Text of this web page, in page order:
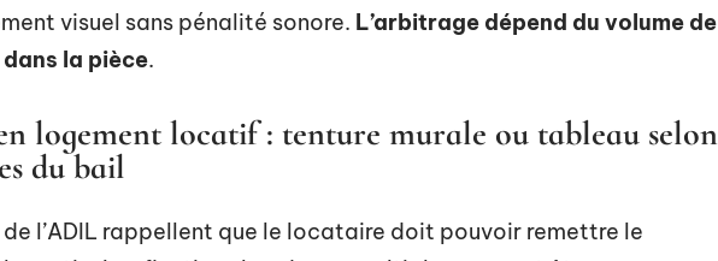
visuel sans pénalité sonore. L’arbitrage dépend du volume de
la pièce.
logement locatif : tenture murale ou tableau selon
du bail
l’ADIL rappellent que le locataire doit pouvoir remettre le